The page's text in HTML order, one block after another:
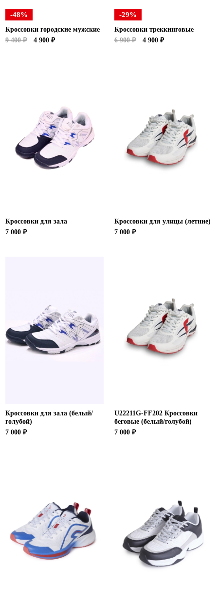
-48%
Кроссовки городские мужские
9 400 ₽
4 900 ₽
-29%
Кроссовки треккинговые
6 900 ₽
4 900 ₽
Кроссовки для зала
7 000 ₽
Кроссовки для улицы (летние)
7 000 ₽
Кроссовки для зала (белый/
голубой)
7 000 ₽
U22211G-FF202 Кроссовки
беговые (белый/голубой)
7 000 ₽